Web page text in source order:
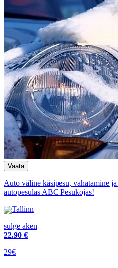
Auto väline käsipesu, vahatamine
autopesulas ABC Pesukojas!
Tallinn
sulge aken
22.90 €
29€